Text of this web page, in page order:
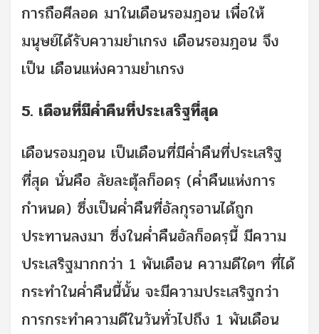
การถือศีลอด มาในเดือนรอมฎอน เพื่อให้
มนุษย์ได้รับความยำเกรง เดือนรอมฎอน จึง
เป็น เดือนแห่งความยำเกรง
5. เดือนที่มีค่ำคืนที่ประเสริฐที่สุด
เดือนรอมฎอน เป็นเดือนที่มีค่ำคืนที่ประเสริฐ
ที่สุด นั่นคือ ลัยละตุ้ลก็อดรฺ (ค่ำคืนแห่งการ
กำหนด) ซึ่งเป็นค่ำคืนที่อัลกุรอานได้ถูก
ประทานลงมา ซึ่งในค่ำคืนอัลก็อดรฺนี้ มีความ
ประเสริฐมากกว่า 1 พันเดือน ความดีใดๆ ที่ได้
กระทำในค่ำคืนนี้นั้น จะมีความประเสริฐกว่า
การกระทำความดีในวันทั่วไปถึง 1 พันเดือน